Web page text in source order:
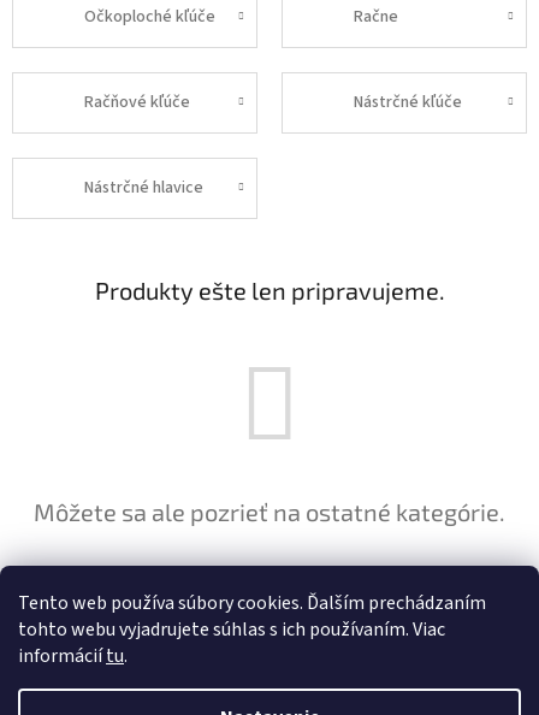
Tento web používa súbory cookies. Ďalším prechádzaním
tohto webu vyjadrujete súhlas s ich používaním. Viac
informáciítu.
Očkoploché kľúče Račne
Račňové kľúče Nástrčné kľúče
Nástrčné hlavice
Produkty ešte len pripravujeme.
Môžete sa ale pozrieť na ostatné kategórie.
SPÄŤ DO OBCHODU